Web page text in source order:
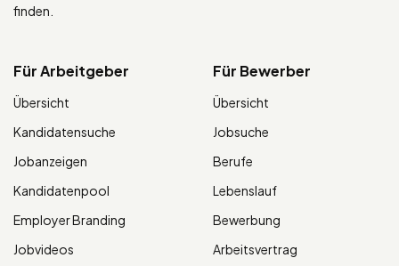
finden.
Für Arbeitgeber
Übersicht
Kandidatensuche
Jobanzeigen
Kandidatenpool
Employer Branding
Jobvideos
Für Bewerber
Übersicht
Jobsuche
Berufe
Lebenslauf
Bewerbung
Arbeitsvertrag